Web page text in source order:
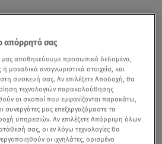
δύτες, πλεούμενα και δεκάδες
απόρρητό σας
μας αποθηκεύουμε προσωπικά δεδομένα,
μοναδικά αναγνωριστικά στοιχεία, και
συσκευή σας. Αν επιλέξετε Αποδοχή, θα
τεχνολογιών παρακολούθησης
οι σκοποί που εμφανίζονται παρακάτω,
συνεργάτες μας επεξεργαζόμαστε τα
υπηρεσιών. Αν επιλέξετε Απόρριψη όλων
σας, οι εν λόγω τεχνολογίες θα
οι ιχνηλάτες, ορισμένο